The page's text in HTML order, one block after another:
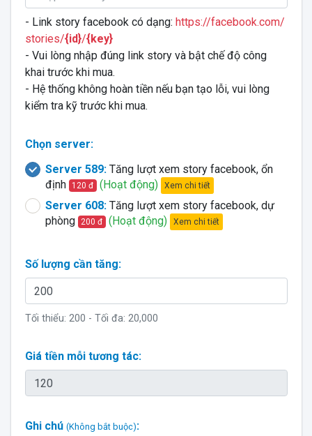
- Link story facebook có dạng: https://facebook.com/
stories/{id}/{key}
- Vui lòng nhập đúng link story và bật chế độ công
khai trước khi mua.
- Hệ thống không hoàn tiền nếu bạn tạo lỗi, vui lòng
kiểm tra kỹ trước khi mua.
Chọn server:
Server 589:Tăng lượt xem story facebook, ổn
định
120 đ (Hoạt động) Xem chi tiết
Server 608:Tăng lượt xem story facebook, dự
phòng
200 đ (Hoạt động) Xem chi tiết
Số lượng cần tăng:
Tối thiểu: 200 - Tối đa: 20,000
Giá tiền mỗi tương tác:
Ghi chú (Không bắt buộc):